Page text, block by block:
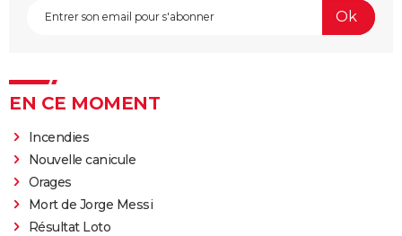
EN CE MOMENT
Incendies
Nouvelle canicule
Orages
Mort de Jorge Messi
Résultat Loto